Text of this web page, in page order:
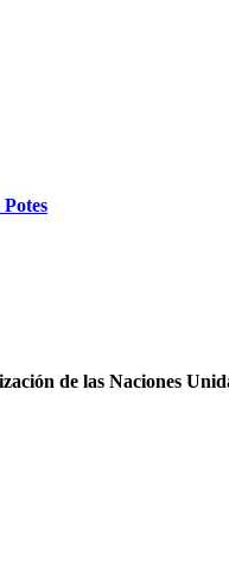
de las Naciones